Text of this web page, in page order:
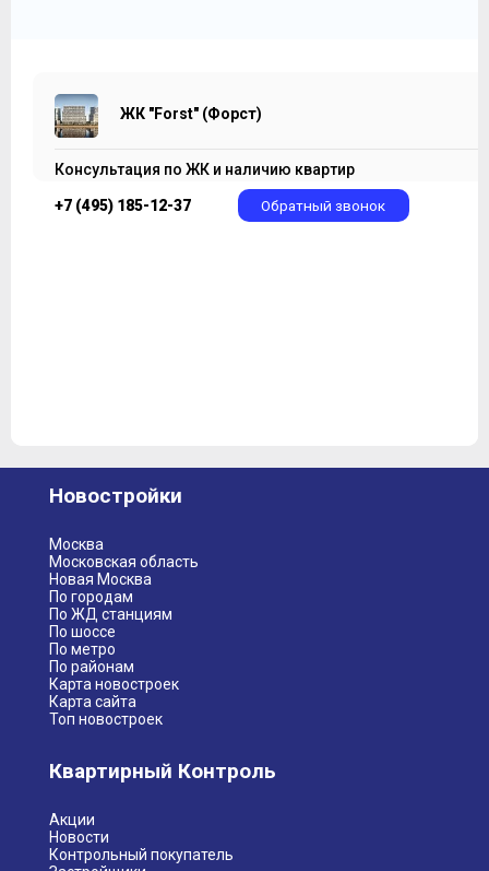
ЖК "Forst" (Форст)
Консультация по ЖК и наличию квартир
+7 (495) 185-12-37 Обратный звонок
Новостройки
Москва
Московская область
Новая Москва
По городам
По ЖД станциям
По шоссе
По метро
По районам
Карта новостроек
Карта сайта
Топ новостроек
Квартирный Контроль
Акции
Новости
Контрольный покупатель